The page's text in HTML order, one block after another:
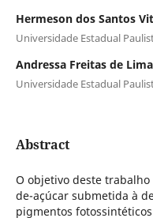
Hermeson dos Santos
Universidade Estadual
Andressa Freitas de
Universidade Estadual
Abstract
O objetivo deste
de-açúcar submetida à
pigmentos